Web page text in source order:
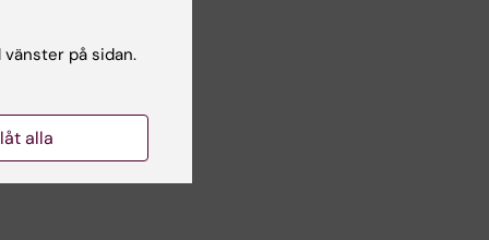
på sidan.
alla